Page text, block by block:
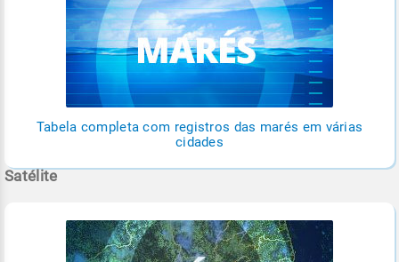
Tabela completa com registros das marés em várias
cidades
Satélite